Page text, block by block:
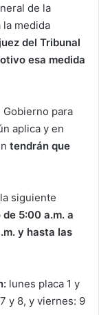
de la
la medida
del Tribunal
esa medida
Gobierno para
aplica y en
tendrán que
siguiente
5:00 a.m. a
y hasta las
lunes placa 1 y
y 8, y viernes: 9